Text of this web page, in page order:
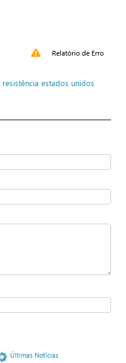
Relatório de Erro
resistência estados unidos
Últimas Notícias